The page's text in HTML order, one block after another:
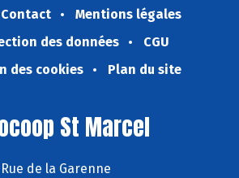
Contact
Mentions légales
des données
CGU
des cookies
Plan du site
St Marcel
Rue de la Garenne